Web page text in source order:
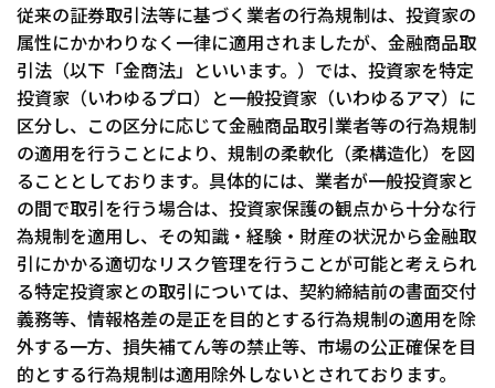
従来の証券取引法等に基づく業者の行為規制は、投資家の
属性にかかわりなく一律に適用されましたが、金融商品取
引法（以下「金商法」といいます。）では、投資家を特定
投資家（いわゆるプロ）と一般投資家（いわゆるアマ）に
区分し、この区分に応じて金融商品取引業者等の行為規制
の適用を行うことにより、規制の柔軟化（柔構造化）を図
ることとしております。具体的には、業者が一般投資家と
の間で取引を行う場合は、投資家保護の観点から十分な行
為規制を適用し、その知識・経験・財産の状況から金融取
引にかかる適切なリスク管理を行うことが可能と考えられ
る特定投資家との取引については、契約締結前の書面交付
義務等、情報格差の是正を目的とする行為規制の適用を除
外する一方、損失補てん等の禁止等、市場の公正確保を目
的とする行為規制は適用除外しないとされております。
会社案内
採用情報
お問い合わせ
その他